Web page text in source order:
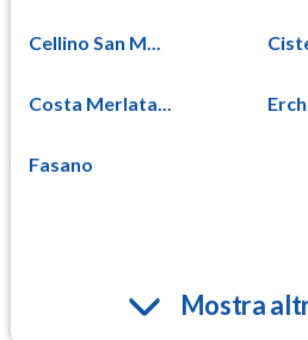
Cellino San M...
Costa Merlata...
Fasano
Mostra